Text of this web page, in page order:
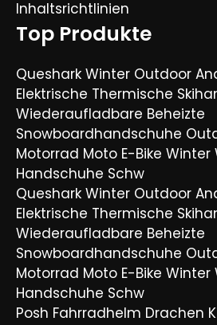
Inhaltsrichtlinien
Top Produkte
Queshark Winter Outdoor
Elektrische Thermische
Wiederaufladbare Beheizte
Snowboardhandschuhe
Motorrad Moto E-Bike Winter
Handschuhe Schw
Queshark Winter Outdoor
Elektrische Thermische
Wiederaufladbare Beheizte
Snowboardhandschuhe
Motorrad Moto E-Bike Winter
Handschuhe Schw
Posh Fahrradhelm Drachen